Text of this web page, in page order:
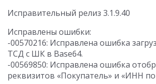
Исправительный релиз 3.1.9.40
Исправлены ошибки:
-00570216: Исправлена ошибка
ТСД с ШК в Base64.
-00569850: Исправлена ошибка
реквизитов «Покупатель» и «ИНН